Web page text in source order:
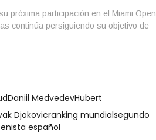
próxima participación en el Miami Open
continúa persiguiendo su objetivo de
Daniil MedvedevHubert
Djokovicranking mundialsegundo
español